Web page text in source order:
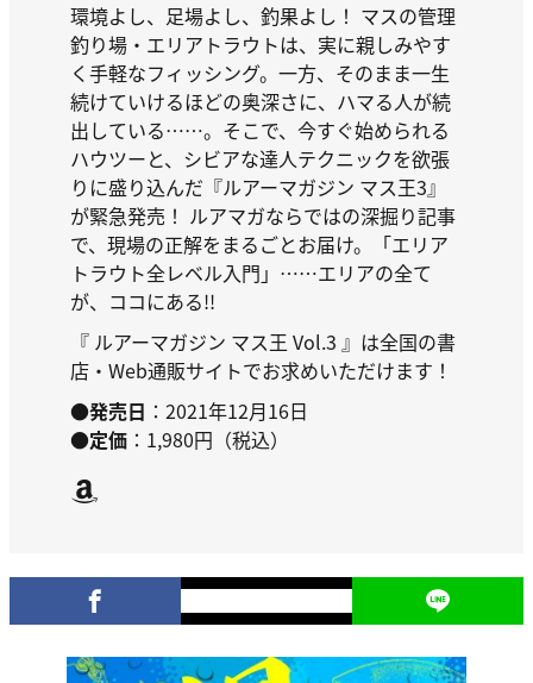
環境よし、足場よし、釣果よし！ マスの管理
釣り場・エリアトラウトは、実に親しみやす
く手軽なフィッシング。一方、そのまま一生
続けていけるほどの奥深さに、ハマる人が続
出している……。そこで、今すぐ始められる
ハウツーと、シビアな達人テクニックを欲張
りに盛り込んだ『ルアーマガジン マス王3』
が緊急発売！ ルアマガならではの深掘り記事
で、現場の正解をまるごとお届け。「エリア
トラウト全レベル入門」……エリアの全て
が、ココにある!!
『 ルアーマガジン マス王 Vol.3 』は全国の書
店・Web通販サイトでお求めいただけます！
●発売日 ：2021年12月16日
●定価 ：1,980円（税込）
Amazon